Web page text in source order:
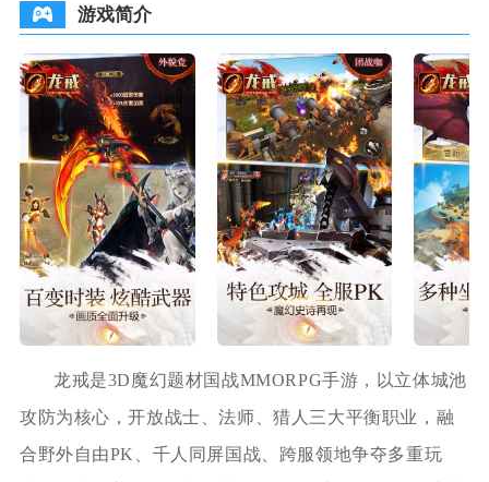
游戏简介
龙戒是3D魔幻题材国战MMORPG手游，以立体城池
攻防为核心，开放战士、法师、猎人三大平衡职业，融
合野外自由PK、千人同屏国战、跨服领地争夺多重玩